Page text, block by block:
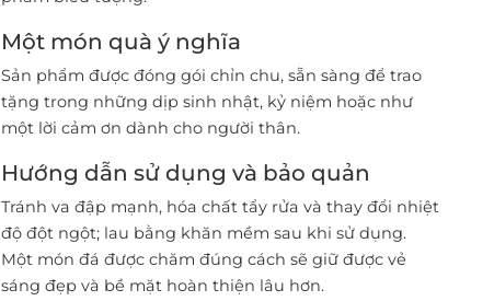
Một món quà ý nghĩa
Sản phẩm được đóng gói chỉn chu, sẵn sàng để trao
tặng trong những dịp sinh nhật, kỷ niệm hoặc như
một lời cảm ơn dành cho người thân.
Hướng dẫn sử dụng và bảo quản
Tránh va đập mạnh, hóa chất tẩy rửa và thay đổi nhiệt
độ đột ngột; lau bằng khăn mềm sau khi sử dụng.
Một món đá được chăm đúng cách sẽ giữ được vẻ
sáng đẹp và bề mặt hoàn thiện lâu hơn.